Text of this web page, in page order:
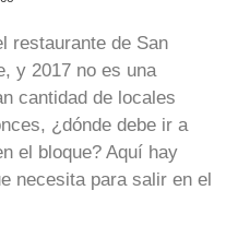
restaurante de San
y 2017 no es una
cantidad de locales
¿dónde debe ir a
el bloque? Aquí hay
necesita para salir en el